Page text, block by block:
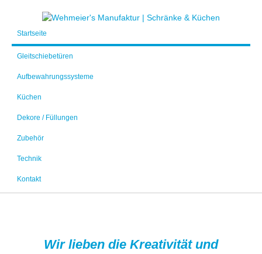
Startseite
Gleitschiebetüren
Aufbewahrungssysteme
Küchen
Dekore / Füllungen
Zubehör
Technik
Kontakt
Wir lieben die Kreativität und